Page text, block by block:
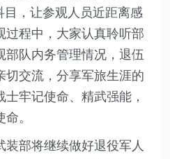
目，让参观人员近距离感
过程中，大家认真聆听部
部队内务管理情况，退伍
切交流，分享军旅生涯的
牢记使命、精武强能，
。
装部将继续做好退役军人